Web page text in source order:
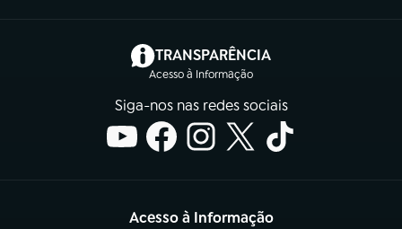
TRANSPARÊNCIA
Acesso à Informação
(abre em nova aba)
Siga-nos nas redes sociais
Acesso à Informação